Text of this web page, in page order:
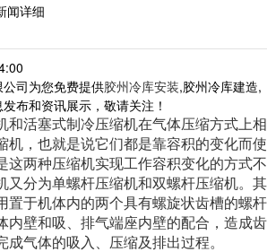
司为您免费提供胶州冷库安装,胶州冷库建造,
布和资讯展示，敬请关注！
和活塞式制冷压缩机在气体压缩方式上相
机，也就是说它们都是靠容积的变化而使
这两种压缩机实现工作容积变化的方式不
又分为单螺杆压缩机和双螺杆压缩机。其
置于机体内的两个具有螺旋状齿槽的螺杆
内壁和吸、排气端座内壁的配合，造成齿
成气体的吸入、压缩及排出过程。